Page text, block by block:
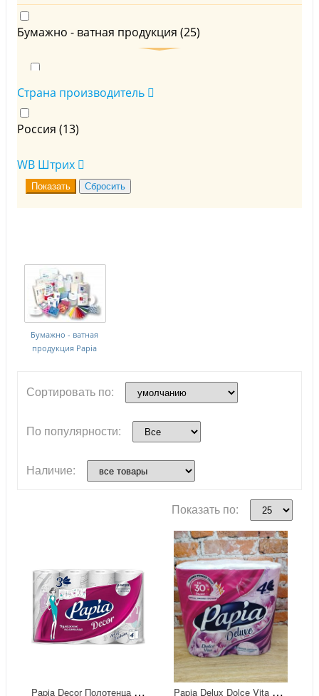
Бумажно - ватная продукция (25)
Полотенца бумажные (
Туалетная бумага (
Страна производитель
Россия (13)
WB Штрих
Бумажно - ватная
продукция Papia
Сортировать по:
По популярности:
Наличие:
Показать по:
P
apia Decor Полотенца бумажные трёхслойные 4 рулона P
apia Delux Dolce Vita Туалетная бумага четырёхслойная 4 рулона